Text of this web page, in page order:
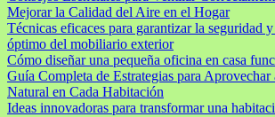
Mejorar la Calidad del Aire en el Hogar
Técnicas eficaces para garantizar la seguridad
óptimo del mobiliario exterior
Cómo diseñar una pequeña oficina en casa
Guía Completa de Estrategias para
Natural en Cada Habitación
Ideas innovadoras para transformar una